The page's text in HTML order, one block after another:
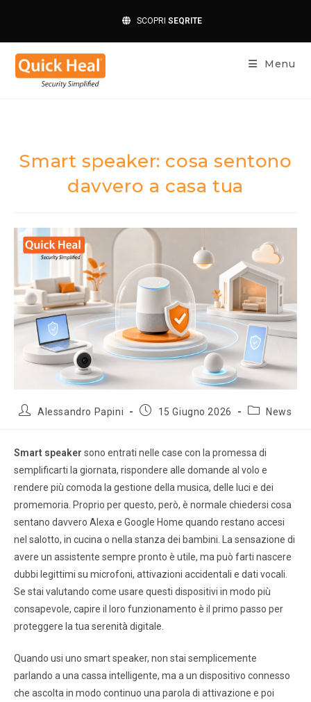
SCOPRI SEQRITE
Menu
Smart speaker: cosa sentono
davvero a casa tua
Alessandro Papini 15 Giugno 2026 News
Smart speaker sono entrati nelle case con la promessa di
semplificarti la giornata, rispondere alle domande al volo e
rendere più comoda la gestione della musica, delle luci e dei
promemoria. Proprio per questo, però, è normale chiedersi cosa
sentano davvero Alexa e Google Home quando restano accesi
nel salotto, in cucina o nella stanza dei bambini. La sensazione di
avere un assistente sempre pronto è utile, ma può farti nascere
dubbi legittimi su microfoni, attivazioni accidentali e dati vocali.
Se stai valutando come usare questi dispositivi in modo più
consapevole, capire il loro funzionamento è il primo passo per
proteggere la tua serenità digitale.
Quando usi uno smart speaker, non stai semplicemente
parlando a una cassa intelligente, ma a un dispositivo connesso
che ascolta in modo continuo una parola di attivazione e poi